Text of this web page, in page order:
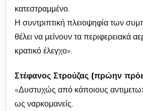
κατεστραμμένο.
Η συντριπτική πλειοψηφία των
θέλει να μείνουν τα περιφερειακά
κρατικό έλεγχο».
Στέφανος Στρούζας (πρώην
«Δυστυχώς από κάποιους
ως ναρκομανείς.